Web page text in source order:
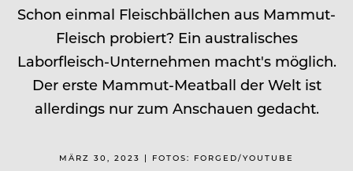
Schon einmal Fleischbällchen aus Mammut-
Fleisch probiert? Ein australisches
Laborfleisch-Unternehmen macht's möglich.
Der erste Mammut-Meatball der Welt ist
allerdings nur zum Anschauen gedacht.
MÄRZ 30, 2023 | FOTOS: FORGED/YOUTUBE